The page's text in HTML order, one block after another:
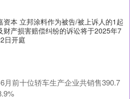
资本 立邦涂料作为被告/被上诉人的1起
财产损害赔偿纠纷的诉讼将于2025年7
日开庭
月前十位轿车生产企业共销售390.7